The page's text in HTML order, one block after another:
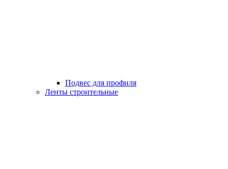
Подвес для профиля
Ленты строительные